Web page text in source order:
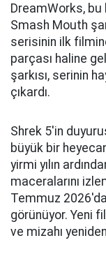
DreamWorks,
Smash Mouth
serisinin ilk
parçası haline
şarkısı, serinin
çıkardı.
Shrek 5'in
büyük bir
yirmi yılın
maceralarını
Temmuz
görünüyor. Yeni
ve mizahı